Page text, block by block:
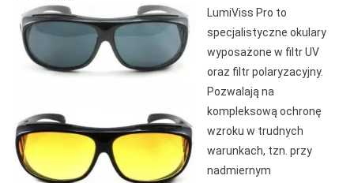
LumiViss Pro to
specjalistyczne okulary
wyposażone w filtr UV
oraz filtr polaryzacyjny.
Pozwalają na
kompleksową ochronę
wzroku w trudnych
warunkach, tzn. przy
nadmiernym